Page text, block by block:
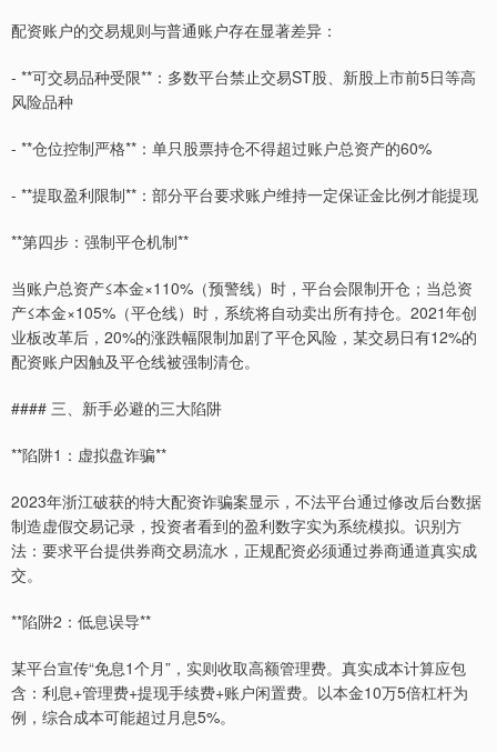
配资账户的交易规则与普通账户存在显著差异：
- **可交易品种受限**：多数平台禁止交易ST股、新股上市前5日等高
风险品种
- **仓位控制严格**：单只股票持仓不得超过账户总资产的60%
- **提取盈利限制**：部分平台要求账户维持一定保证金比例才能提现
**第四步：强制平仓机制**
当账户总资产≤本金×110%（预警线）时，平台会限制开仓；当总资
产≤本金×105%（平仓线）时，系统将自动卖出所有持仓。2021年创
业板改革后，20%的涨跌幅限制加剧了平仓风险，某交易日有12%的
配资账户因触及平仓线被强制清仓。
#### 三、新手必避的三大陷阱
**陷阱1：虚拟盘诈骗**
2023年浙江破获的特大配资诈骗案显示，不法平台通过修改后台数据
制造虚假交易记录，投资者看到的盈利数字实为系统模拟。识别方
法：要求平台提供券商交易流水，正规配资必须通过券商通道真实成
交。
**陷阱2：低息误导**
某平台宣传“免息1个月”，实则收取高额管理费。真实成本计算应包
含：利息+管理费+提现手续费+账户闲置费。以本金10万5倍杠杆为
例，综合成本可能超过月息5%。